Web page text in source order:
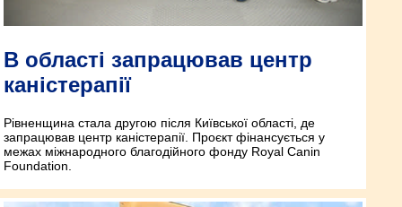
В області запрацював центр
каністерапії
Рівненщина стала другою після Київ­ської області, де
запрацював центр каністерапії. Проєкт фінансується у
межах міжнародного благодійного фонду Royal Canin
Foundation.